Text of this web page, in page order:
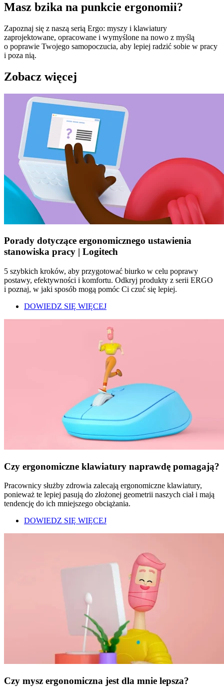
Masz bzika na punkcie ergonomii?
Zapoznaj się z naszą serią Ergo: myszy i klawiatury
zaprojektowane, opracowane i wymyślone na nowo z myślą
o poprawie Twojego samopoczucia, aby lepiej radzić sobie w pracy
i poza nią.
Zobacz więcej
Porady dotyczące ergonomicznego ustawienia
stanowiska pracy | Logitech
5 szybkich kroków, aby przygotować biurko w celu poprawy
postawy, efektywności i komfortu. Odkryj produkty z serii ERGO
i poznaj, w jaki sposób mogą pomóc Ci czuć się lepiej.
DOWIEDZ SIĘ WIĘCEJ
Czy ergonomiczne klawiatury naprawdę pomagają?
Pracownicy służby zdrowia zalecają ergonomiczne klawiatury,
ponieważ te lepiej pasują do złożonej geometrii naszych ciał i mają
tendencję do ich mniejszego obciążania.
DOWIEDZ SIĘ WIĘCEJ
Czy mysz ergonomiczna jest dla mnie lepsza?